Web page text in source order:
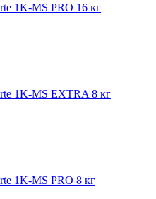
1K-MS PRO 16 кг
1K-MS EXTRA 8 кг
1K-MS PRO 8 кг